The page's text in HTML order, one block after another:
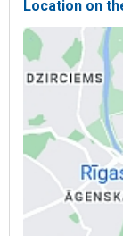
Location on